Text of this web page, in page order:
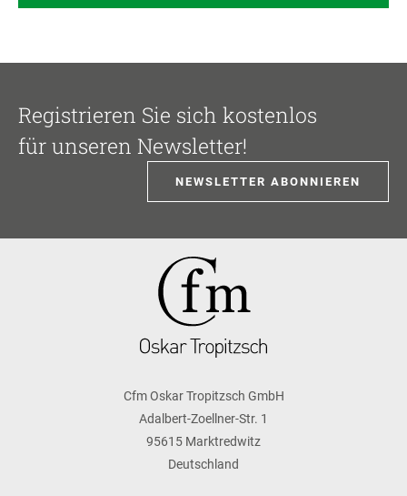
Registrieren Sie sich kostenlos
für unseren Newsletter!
NEWSLETTER ABONNIEREN
Cfm Oskar Tropitzsch GmbH
Adalbert-Zoellner-Str. 1
95615 Marktredwitz
Deutschland